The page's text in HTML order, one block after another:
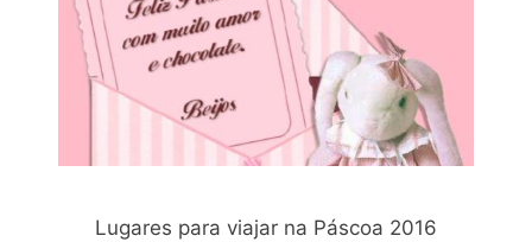
Lugares para viajar na Páscoa 2016